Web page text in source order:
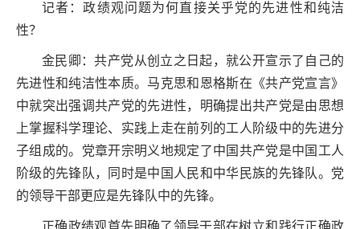
记者：政绩观问题为何直接关乎党的先进性和纯洁
性？
金民卿：共产党从创立之日起，就公开宣示了自己的
先进性和纯洁性本质。马克思和恩格斯在《共产党宣言》
中就突出强调共产党的先进性，明确提出共产党是由思想
上掌握科学理论、实践上走在前列的工人阶级中的先进分
子组成的。党章开宗明义地规定了中国共产党是中国工人
阶级的先锋队，同时是中国人民和中华民族的先锋队。党
的领导干部更应是先锋队中的先锋。
正确政绩观首先明确了领导干部在树立和践行正确政